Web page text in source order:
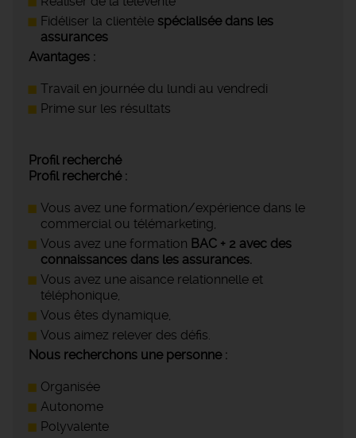
Fidéliser la clientèle spécialisée dans les
assurances
Avantages :
Travail en journée du lundi au vendredi
Prime sur les résultats
Profil recherché
Profil recherché :
Vous avez une formation/expérience dans le
commercial ou télémarketing,
Vous avez une formation BAC + 2 avec des
connaissances dans les assurances.
Vous avez une aisance relationnelle et
téléphonique,
Vous êtes dynamique,
Vous aimez relever des défis.
Nous recherchons une personne :
Organisée
Autonome
Polyvalente